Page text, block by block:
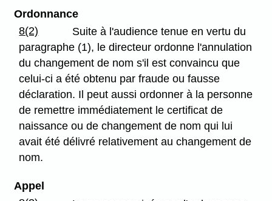
Ordonnance
8(2)
Suite à l'audience tenue en vertu du
paragraphe (1), le directeur ordonne l'annulation
du changement de nom s'il est convaincu que
celui-ci a été obtenu par fraude ou fausse
déclaration. Il peut aussi ordonner à la personne
de remettre immédiatement le certificat de
naissance ou de changement de nom qui lui
avait été délivré relativement au changement de
nom.
Appel